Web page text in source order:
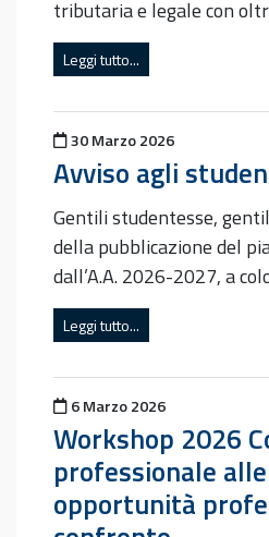
tributaria e legale con
Leggi tutto...
Pubblicato il
30 Marzo 2026
Avviso agli
Gentili studentesse,
della pubblicazione del
dall’A.A. 2026-2027, a
Leggi tutto...
Pubblicato il
6 Marzo 2026
Workshop 2026
professionale
opportunità